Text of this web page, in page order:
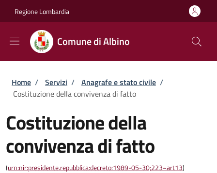
Regione Lombardia
Comune di Albino
Briciole di pane
Home / Servizi / Anagrafe e stato civile /
Costituzione della convivenza di fatto
Costituzione della
convivenza di fatto
(urn:nir:presidente.repubblica:decreto:1989-05-30;223~art13)